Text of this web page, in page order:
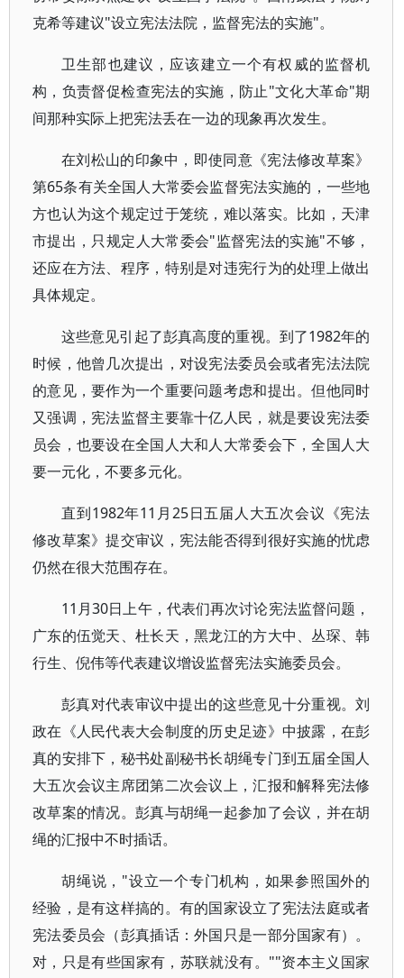
克希等建议"设立宪法法院，监督宪法的实施"。
卫生部也建议，应该建立一个有权威的监督机
构，负责督促检查宪法的实施，防止"文化大革命"期
间那种实际上把宪法丢在一边的现象再次发生。
在刘松山的印象中，即使同意《宪法修改草案》
第65条有关全国人大常委会监督宪法实施的，一些地
方也认为这个规定过于笼统，难以落实。比如，天津
市提出，只规定人大常委会"监督宪法的实施"不够，
还应在方法、程序，特别是对违宪行为的处理上做出
具体规定。
这些意见引起了彭真高度的重视。到了1982年的
时候，他曾几次提出，对设宪法委员会或者宪法法院
的意见，要作为一个重要问题考虑和提出。但他同时
又强调，宪法监督主要靠十亿人民，就是要设宪法委
员会，也要设在全国人大和人大常委会下，全国人大
要一元化，不要多元化。
直到1982年11月25日五届人大五次会议《宪法
修改草案》提交审议，宪法能否得到很好实施的忧虑
仍然在很大范围存在。
11月30日上午，代表们再次讨论宪法监督问题，
广东的伍觉天、杜长天，黑龙江的方大中、丛琛、韩
行生、倪伟等代表建议增设监督宪法实施委员会。
彭真对代表审议中提出的这些意见十分重视。刘
政在《人民代表大会制度的历史足迹》中披露，在彭
真的安排下，秘书处副秘书长胡绳专门到五届全国人
大五次会议主席团第二次会议上，汇报和解释宪法修
改草案的情况。彭真与胡绳一起参加了会议，并在胡
绳的汇报中不时插话。
胡绳说，"设立一个专门机构，如果参照国外的
经验，是有这样搞的。有的国家设立了宪法法庭或者
宪法委员会（彭真插话：外国只是一部分国家有）。
对，只是有些国家有，苏联就没有。""资本主义国家